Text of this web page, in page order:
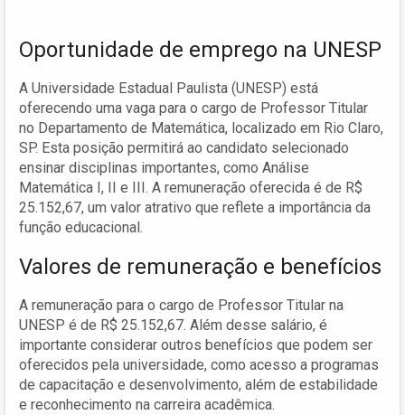
Oportunidade de emprego na UNESP
A Universidade Estadual Paulista (UNESP) está
oferecendo uma vaga para o cargo de Professor Titular
no Departamento de Matemática, localizado em Rio Claro,
SP. Esta posição permitirá ao candidato selecionado
ensinar disciplinas importantes, como Análise
Matemática I, II e III. A remuneração oferecida é de R$
25.152,67, um valor atrativo que reflete a importância da
função educacional.
Valores de remuneração e benefícios
A remuneração para o cargo de Professor Titular na
UNESP é de R$ 25.152,67. Além desse salário, é
importante considerar outros benefícios que podem ser
oferecidos pela universidade, como acesso a programas
de capacitação e desenvolvimento, além de estabilidade
e reconhecimento na carreira acadêmica.